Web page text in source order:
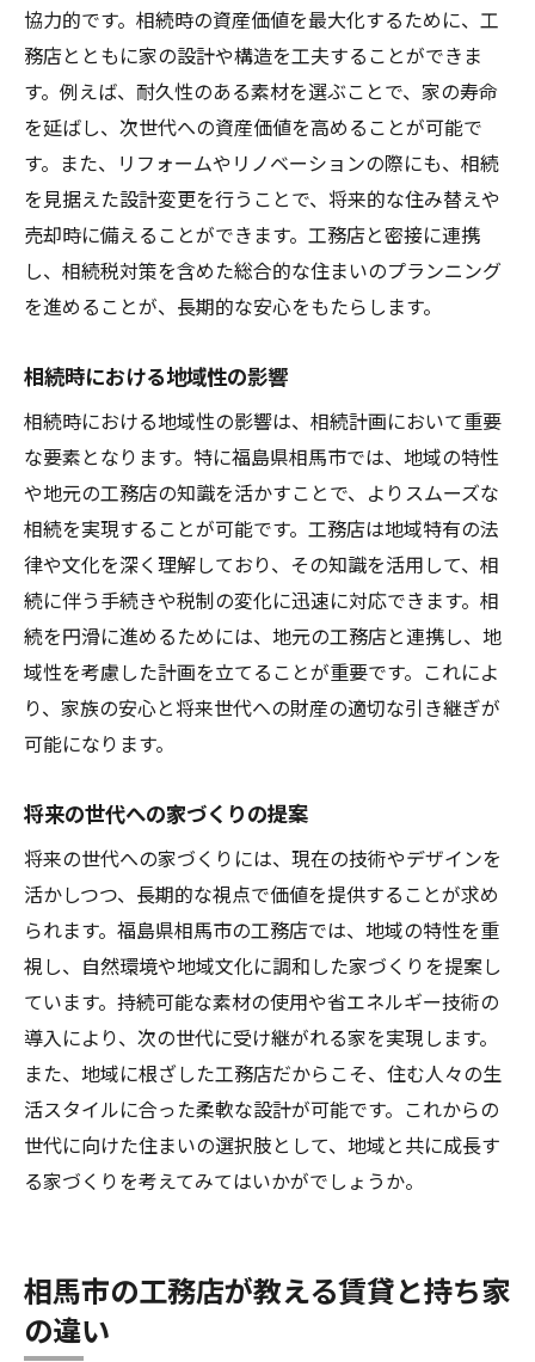
協力的です。相続時の資産価値を最大化するために、工
務店とともに家の設計や構造を工夫することができま
す。例えば、耐久性のある素材を選ぶことで、家の寿命
を延ばし、次世代への資産価値を高めることが可能で
す。また、リフォームやリノベーションの際にも、相続
を見据えた設計変更を行うことで、将来的な住み替えや
売却時に備えることができます。工務店と密接に連携
し、相続税対策を含めた総合的な住まいのプランニング
を進めることが、長期的な安心をもたらします。
相続時における地域性の影響
相続時における地域性の影響は、相続計画において重要
な要素となります。特に福島県相馬市では、地域の特性
や地元の工務店の知識を活かすことで、よりスムーズな
相続を実現することが可能です。工務店は地域特有の法
律や文化を深く理解しており、その知識を活用して、相
続に伴う手続きや税制の変化に迅速に対応できます。相
続を円滑に進めるためには、地元の工務店と連携し、地
域性を考慮した計画を立てることが重要です。これによ
り、家族の安心と将来世代への財産の適切な引き継ぎが
可能になります。
将来の世代への家づくりの提案
将来の世代への家づくりには、現在の技術やデザインを
活かしつつ、長期的な視点で価値を提供することが求め
られます。福島県相馬市の工務店では、地域の特性を重
視し、自然環境や地域文化に調和した家づくりを提案し
ています。持続可能な素材の使用や省エネルギー技術の
導入により、次の世代に受け継がれる家を実現します。
また、地域に根ざした工務店だからこそ、住む人々の生
活スタイルに合った柔軟な設計が可能です。これからの
世代に向けた住まいの選択肢として、地域と共に成長す
る家づくりを考えてみてはいかがでしょうか。
相馬市の工務店が教える賃貸と持ち家
の違い